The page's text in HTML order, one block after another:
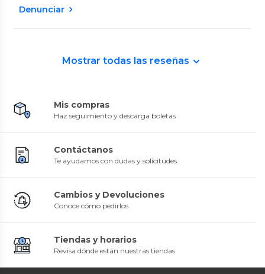
Denunciar
Mostrar todas las reseñas
Mis compras
Haz seguimiento y descarga boletas
Contáctanos
Te ayudamos con dudas y solicitudes
Cambios y Devoluciones
Conoce cómo pedirlos
Tiendas y horarios
Revisa dónde están nuestras tiendas